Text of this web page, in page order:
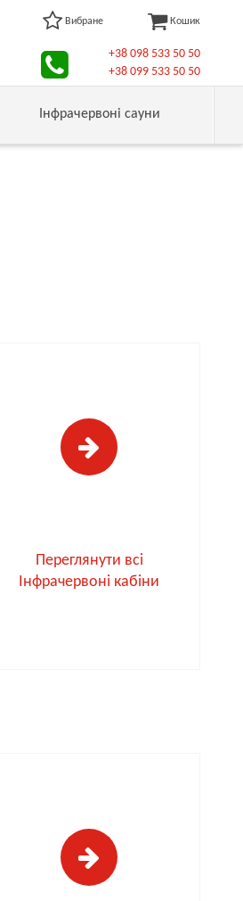
Вибране Кошик
+38 098 533 50 50
+38 099 533 50 50
Інфрачервоні сауни
Переглянути всі
Інфрачервоні кабіни